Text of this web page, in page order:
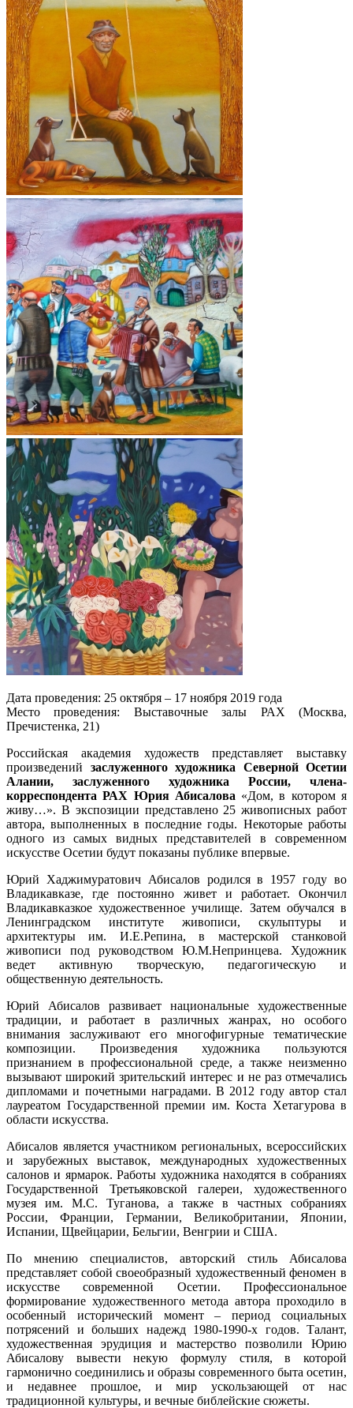
Дата проведения: 25 октября – 17 ноября 2019 года
Место проведения: Выставочные залы РАХ (Москва,
Пречистенка, 21)
Российская академия художеств представляет выставку
произведений заслуженного художника Северной Осетии
Алании, заслуженного художника России, члена-
корреспондента РАХ Юрия Абисалова «Дом, в котором я
живу…». В экспозиции представлено 25 живописных работ
автора, выполненных в последние годы. Некоторые работы
одного из самых видных представителей в современном
искусстве Осетии будут показаны публике впервые.
Юрий Хаджимуратович Абисалов родился в 1957 году во
Владикавказе, где постоянно живет и работает. Окончил
Владикавказкое художественное училище. Затем обучался в
Ленинградском институте живописи, скульптуры и
архитектуры им. И.Е.Репина, в мастерской станковой
живописи под руководством Ю.М.Непринцева. Художник
ведет активную творческую, педагогическую и
общественную деятельность.
Юрий Абисалов развивает национальные художественные
традиции, и работает в различных жанрах, но особого
внимания заслуживают его многофигурные тематические
композиции. Произведения художника пользуются
признанием в профессиональной среде, а также неизменно
вызывают широкий зрительский интерес и не раз отмечались
дипломами и почетными наградами. В 2012 году автор стал
лауреатом Государственной премии им. Коста Хетагурова в
области искусства.
Абисалов является участником региональных, всероссийских
и зарубежных выставок, международных художественных
салонов и ярмарок. Работы художника находятся в собраниях
Государственной Третьяковской галереи, художественного
музея им. М.С. Туганова, а также в частных собраниях
России, Франции, Германии, Великобритании, Японии,
Испании, Щвейцарии, Бельгии, Венгрии и США.
По мнению специалистов, авторский стиль Абисалова
представляет собой своеобразный художественный феномен в
искусстве современной Осетии. Профессиональное
формирование художественного метода автора проходило в
особенный исторический момент – период социальных
потрясений и больших надежд 1980-1990-х годов. Талант,
художественная эрудиция и мастерство позволили Юрию
Абисалову вывести некую формулу стиля, в которой
гармонично соединились и образы современного быта осетин,
и недавнее прошлое, и мир ускользающей от нас
традиционной культуры, и вечные библейские сюжеты.